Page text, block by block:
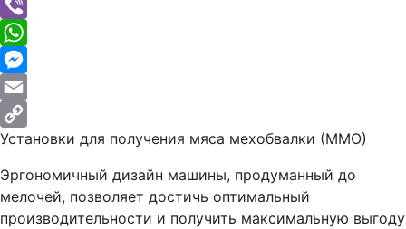
Telegram
Viber
WhatsApp
Messenger
Email
Copy
Link
Установки для получения мяса мехобвалки (ММО)
Эргономичный дизайн машины, продуманный до
мелочей, позволяет достичь оптимальный
производительности и получить максимальную выгоду